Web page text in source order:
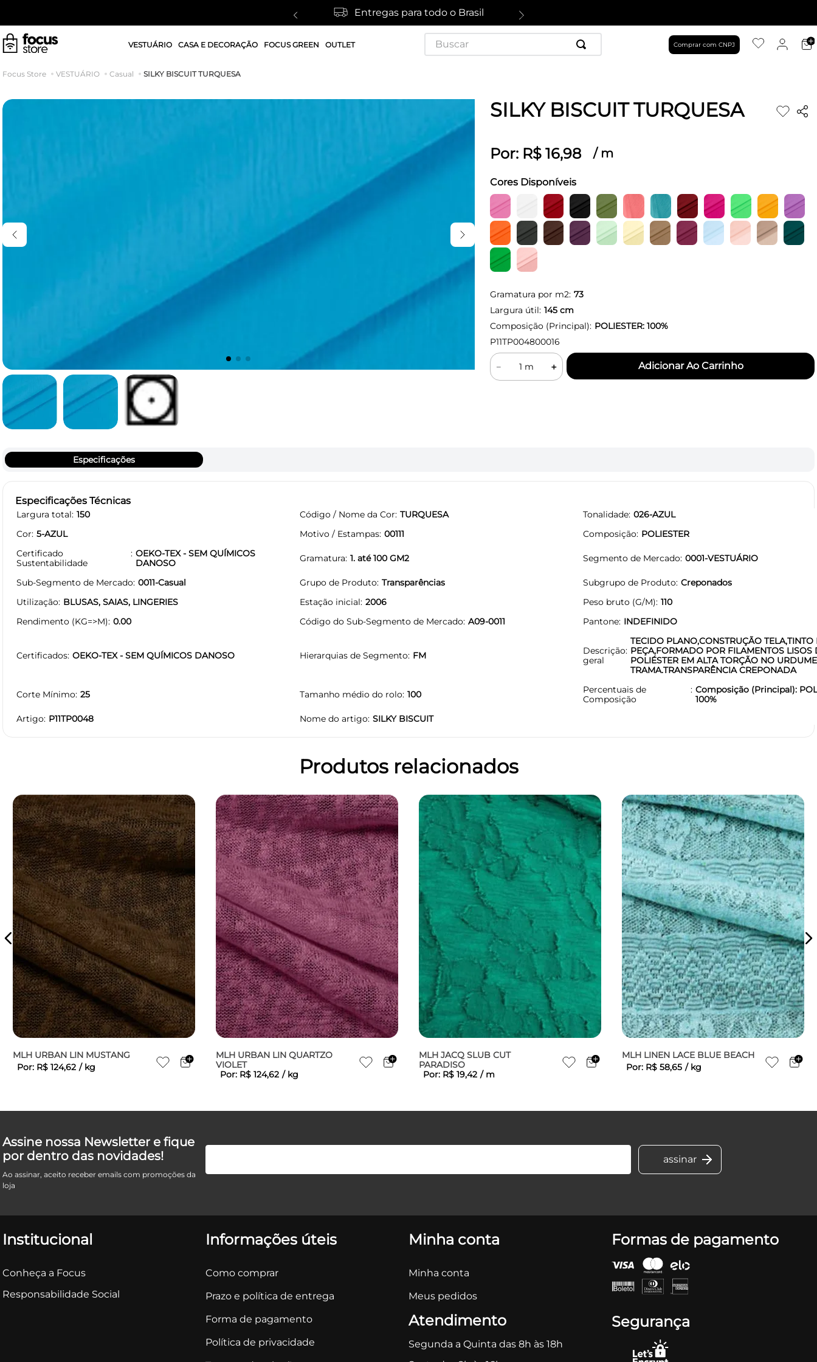
Entregas para todo o Brasil
VESTUÁRIO CASA E DECORAÇÃO FOCUS GREEN OUTLET
Buscar
Comprar com CNPJ
VESTUÁRIO Casual SILKY BISCUIT TURQUESA
SILKY BISCUIT TURQUESA
Por: R$ 16,98 / m
Cores Disponíveis
Gramatura por m2: 73
Largura útil: 145cm
Composição (Principal): POLIESTER: 100%
P11TP004800016
＋
－
Especificações
Especificações Técnicas
Largura total 150 Código / Nome da Cor TURQUESA Tonalidade 026-AZUL
Cor 5-AZUL Motivo / Estampas 00111 Composição POLIESTER
Certificado
Sustentabilidade
OEKO-TEX - SEM QUÍMICOS
DANOSO
Gramatura 1. até 100 GM2 Segmento de Mercado 0001-VESTUÁRIO
Sub-Segmento de Mercado 0011-Casual Grupo de Produto Transparências Subgrupo de Produto Creponados
Utilização BLUSAS, SAIAS, LINGERIES Estação inicial 2006 Peso bruto (G/M) 110
Rendimento (KG=>M) 0.00 Código do Sub-Segmento de Mercado A09-0011 Pantone INDEFINIDO
Certificados OEKO-TEX - SEM QUÍMICOS DANOSO Hierarquias de Segmento FM
Descrição
geral
TECIDO PLANO,CONSTRUÇÃO TELA,TINTO
PEÇA,FORMADO POR FILAMENTOS LISOS
POLIÉSTER EM ALTA TORÇÃO NO
TRAMA.TRANSPARÊNCIA CREPONADA
Corte Mínimo 25 Tamanho médio do rolo 100
Percentuais de
Composição
Composição (Principal):
100%
Artigo P11TP0048 Nome do artigo SILKY BISCUIT
Produtos relacionados
MLH URBAN LIN MUSTANG
Por: R$ 124,62 / kg
MLH URBAN LIN QUARTZO
VIOLET
Por: R$ 124,62 / kg
MLH JACQ SLUB CUT
PARADISO
Por: R$ 19,42 / m
MLH LINEN LACE BLUE BEACH
Por: R$ 58,65 / kg
Assine nossa Newsletter e fique
por dentro das novidades!
Ao assinar, aceito receber emails com promoções da
loja
Institucional
Conheça a Focus
Responsabilidade Social
Informações úteis
Como comprar
Prazo e política de entrega
Forma de pagamento
Política de privacidade
Minha conta
Minha conta
Meus pedidos
Atendimento
Segunda a Quinta das 8h às 18h
Formas de pagamento
Segurança